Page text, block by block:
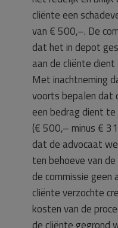
cliënte een
van € 500,–. De
dat het in depot
aan de cliënte
Met inachtneming
voorts bepalen dat
een bedrag dient
(€ 500,– minus €
dat de advocaat
ten behoeve van
de commissie geen
cliënte verzochte
kosten van de
de cliënte gegrond